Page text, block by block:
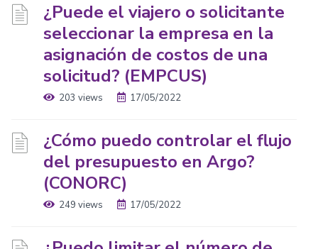
¿Puede el viajero o solicitante
seleccionar la empresa en la
asignación de costos de una
solicitud? (EMPCUS)
203 views 17/05/2022
¿Cómo puedo controlar el flujo
del presupuesto en Argo?
(CONORC)
249 views 17/05/2022